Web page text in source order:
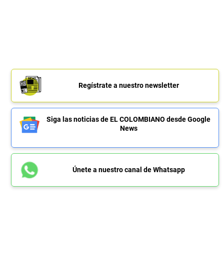
Regístrate a nuestro newsletter
Siga las noticias de EL COLOMBIANO desde Google
News
Únete a nuestro canal de Whatsapp